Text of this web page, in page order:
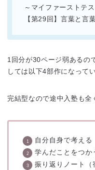
～マイファーストテス
【第29回】言葉と言
1回分が30ページ弱あるの
しては以下4部作になって
完結型なので途中入塾も全
自分自身で考える
学んだことをつか
振り返りノート（